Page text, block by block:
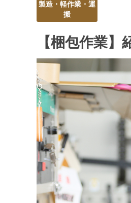
製造・軽作業・運
搬
【梱包作業